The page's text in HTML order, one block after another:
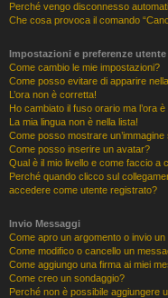
Perché vengo disconnesso
Che cosa provoca il comando
Impostazioni e preferenze utente
Come cambio le mie impostazioni?
Come posso evitare di apparire
L’ora non è corretta!
Ho cambiato il fuso orario ma l’ora
La mia lingua non è nella lista!
Come posso mostrare
Come posso inserire un avatar?
Qual è il mio livello e come faccio a
Perché quando clicco sul
accedere come utente registrato?
Invio Messaggi
Come apro un argomento o invio
Come modifico o cancello un
Come aggiungo una firma ai miei
Come creo un sondaggio?
Perché non è possibile aggiungere